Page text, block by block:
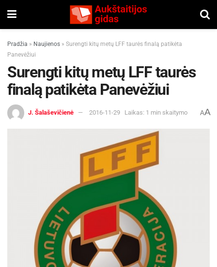
Pradžia » Naujienos » Surengti kitų metų LFF taurės finalą patikėta
Panevėžiui
Surengti kitų metų LFF taurės
finalą patikėta Panevėžiui
J. Šalaševičienė 2016-11-29 Laikas: 1 min skaitymo AA